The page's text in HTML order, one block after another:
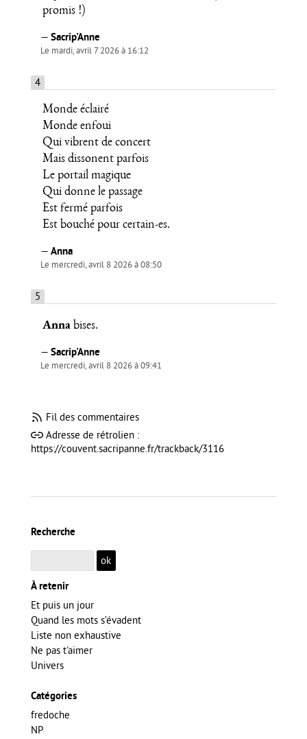
promis !)
—Sacrip'Anne
Le mardi, avril 7 2026 à 16:12
4
Monde éclairé
Monde enfoui
Qui vibrent de concert
Mais dissonent parfois
Le portail magique
Qui donne le passage
Est fermé parfois
Est bouché pour certain-es.
—Anna
Le mercredi, avril 8 2026 à 08:50
5
Anna bises.
—Sacrip'Anne
Le mercredi, avril 8 2026 à 09:41
Fil des commentaires
Adresse de rétrolien :
https://couvent.sacripanne.fr/trackback/3116
Recherche
À retenir
Et puis un jour
Quand les mots s’évadent
Liste non exhaustive
Ne pas t'aimer
Univers
Catégories
fredoche
NP